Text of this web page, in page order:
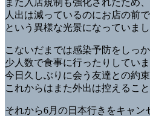
また入店規制も強化されたため、
人出は減っているのにお店の前
という異様な光景になっていまし
こないだまでは感染予防をしっか
少人数で食事に行ったりしていま
今日久しぶりに会う友達との約
これからはまた外出は控えるこ
それから6月の日本行きをキャン